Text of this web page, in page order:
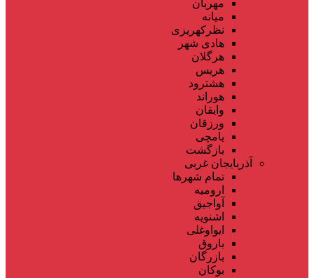
مهربان
میانه
نظرکهریزی
هادی شهر
هرگلان
هریس
هشترود
هوراند
وایقان
ورزقان
یامچی
بازگشت
آذربایجان غربی
تمام شهر‌ها
ارومیه
آواجیق
اشنویه
ایواوغلی
باروق
بازرگان
بوکان